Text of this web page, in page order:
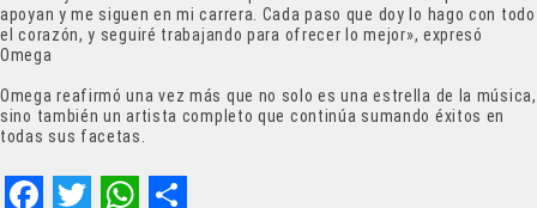
apoyan y me siguen en mi carrera. Cada paso que doy lo hago con todo
el corazón, y seguiré trabajando para ofrecer lo mejor», expresó
Omega
Omega reafirmó una vez más que no solo es una estrella de la música,
sino también un artista completo que continúa sumando éxitos en
todas sus facetas.